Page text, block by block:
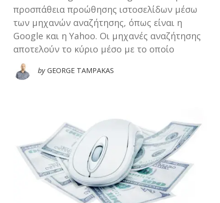
προσπάθεια προώθησης ιστοσελίδων μέσω
των μηχανών αναζήτησης, όπως είναι η
Google και η Yahoo. Οι μηχανές αναζήτησης
αποτελούν το κύριο μέσο με το οποίο
by GEORGE TAMPAKAS